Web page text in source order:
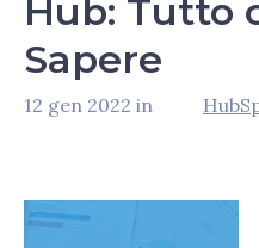
Hub: Tutto
Sapere
12 gen 2022 in